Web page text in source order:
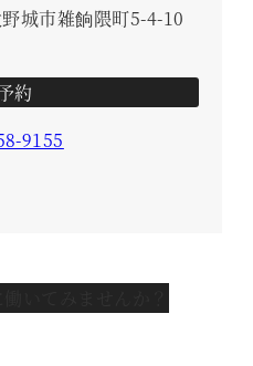
城市雑餉隈町5-4-10
約
9155